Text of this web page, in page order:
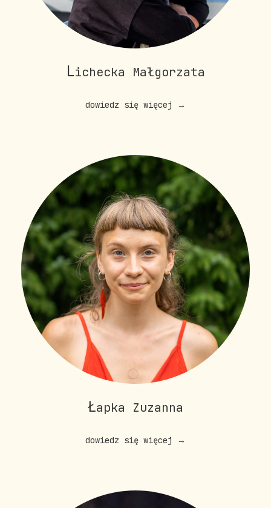
Lichecka Małgorzata
dowiedz się więcej
Łapka Zuzanna
dowiedz się więcej